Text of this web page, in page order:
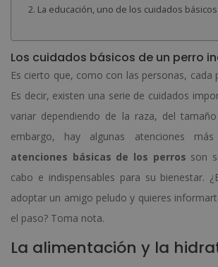
La educación, uno de los cuidados
Los cuidados básicos de un perro
Es cierto que, como con las personas, cada
Es decir, existen una serie de cuidados
variar dependiendo de la raza, del
embargo, hay algunas atenciones más
atenciones básicas de los perros son
cabo e indispensables para su bienestar.
adoptar un amigo peludo y quieres
el paso? Toma nota.
La alimentación y la